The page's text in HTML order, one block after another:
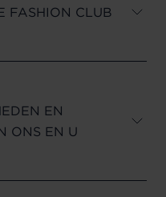
FASHION CLUB
EN
ONS EN U